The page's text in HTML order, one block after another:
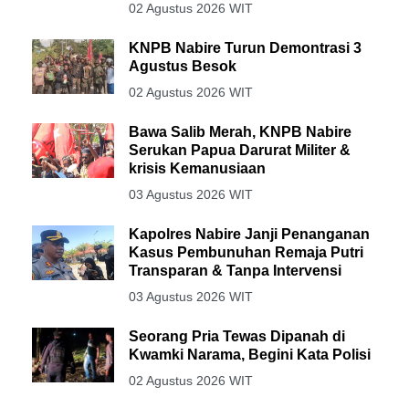
02 Agustus 2026 WIT
KNPB Nabire Turun Demontrasi 3
Agustus Besok
02 Agustus 2026 WIT
Bawa Salib Merah, KNPB Nabire
Serukan Papua Darurat Militer &
krisis Kemanusiaan
03 Agustus 2026 WIT
Kapolres Nabire Janji Penanganan
Kasus Pembunuhan Remaja Putri
Transparan & Tanpa Intervensi
03 Agustus 2026 WIT
Seorang Pria Tewas Dipanah di
Kwamki Narama, Begini Kata Polisi
02 Agustus 2026 WIT